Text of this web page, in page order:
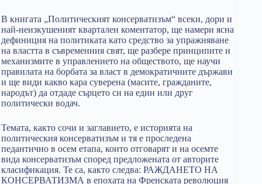
В книгата „Политическият консерватизъм“ всеки, дори и
най-неизкушеният квартален коментатор, ще намери ясна
дефиниция на политиката като средство за упражняване
на властта в съвременния свят, ще разбере принципите и
механизмите в управлението на обществото, ще научи
правилата на борбата за власт в демократичните държави
и ще види какво кара суверена (масите, гражданите,
народът) да отдаде сърцето си на един или друг
политически водач.
Темата, както сочи и заглавието, е историята на
политическия консерватизъм и тя е проследена
педантично в осем етапа, които отговарят и на осемте
вида консерватизъм според предложената от авторите
класификация. Те са, както следва: РАЖДАНЕТО НА
КОНСЕРВАТИЗМА в епохата на Френската революция